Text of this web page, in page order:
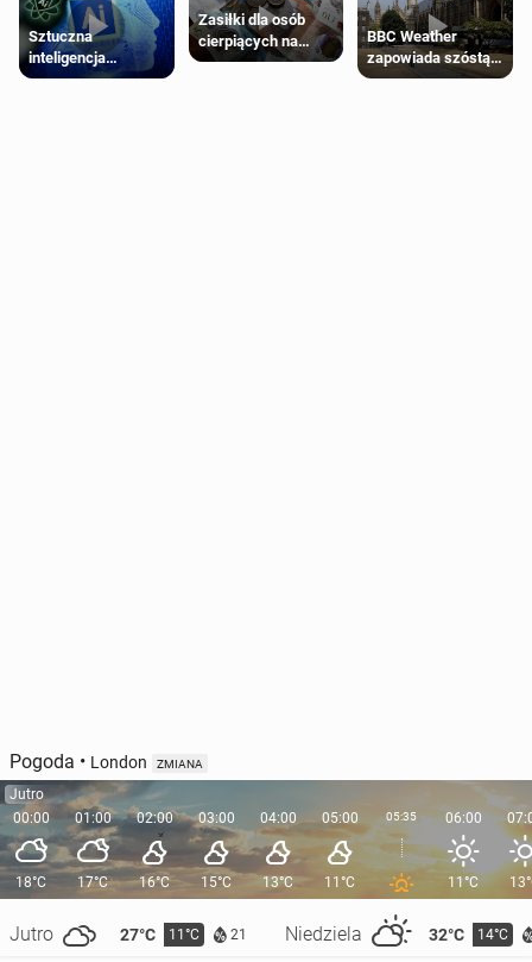
Sztuczna
inteligencja
próbowała oszukać
Zasiłki dla osób
cierpiących na
schorzenia
BBC Weather
zapowiada szóstą
falę upałów w
Pogoda • London ZMIANA
Jutro
00:00
18°C
Jutro 27°C 11°C 21 Niedziela 32°C 14°C
01:00
17°C
02:00
16°C
03:00
15°C
04:00
13°C
05:00
11°C
05:35 06:00
11°C